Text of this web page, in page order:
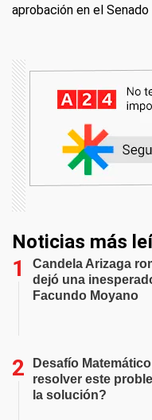
aprobación en el Senado
Noticias más
Candela Arizaga
dejó una
Facundo Moyano
Desafío
resolver este
la solución?